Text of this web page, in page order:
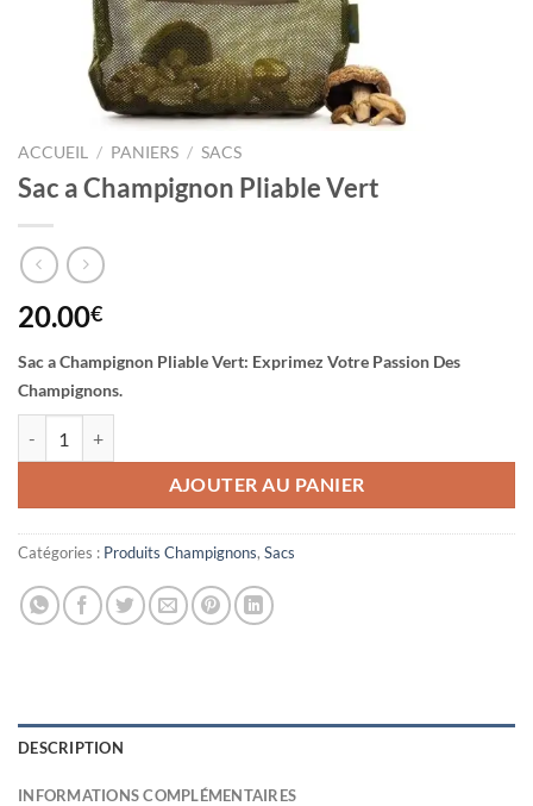
ACCUEIL / PANIERS / SACS
Sac a Champignon Pliable Vert
20.00€
Sac a Champignon Pliable Vert: Exprimez Votre Passion Des
Champignons.
AJOUTER AU PANIER
Catégories : Produits Champignons, Sacs
DESCRIPTION
INFORMATIONS COMPLÉMENTAIRES